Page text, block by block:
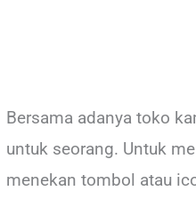
Bersama adanya toko
untuk seorang. Untuk
menekan tombol atau